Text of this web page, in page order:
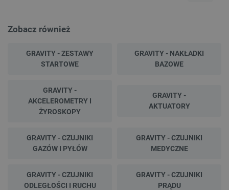
Zobacz również
GRAVITY - ZESTAWY
STARTOWE
GRAVITY - NAKŁADKI
BAZOWE
GRAVITY -
AKCELEROMETRY I
ŻYROSKOPY
GRAVITY -
AKTUATORY
GRAVITY - CZUJNIKI
GAZÓW I PYŁÓW
GRAVITY - CZUJNIKI
MEDYCZNE
GRAVITY - CZUJNIKI
ODLEGŁOŚCI I RUCHU
GRAVITY - CZUJNIKI
PRĄDU